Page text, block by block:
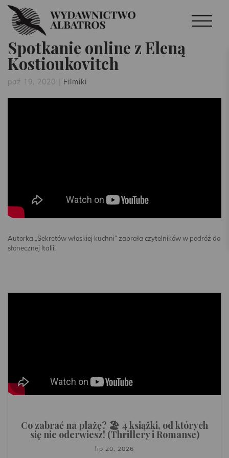
Spotkanie online z Eleną
Kostioukovitch
paź 19, 2020 | Filmiki
Autorka „Sekretów włoskiej kuchni” zabrała czytelników w podróż do
słonecznej Italii!
Co zabrać na plażę? 🏖️ 4 książki, od których
się nie oderwiesz! (Thrillery i Romanse)
lip 20, 2026